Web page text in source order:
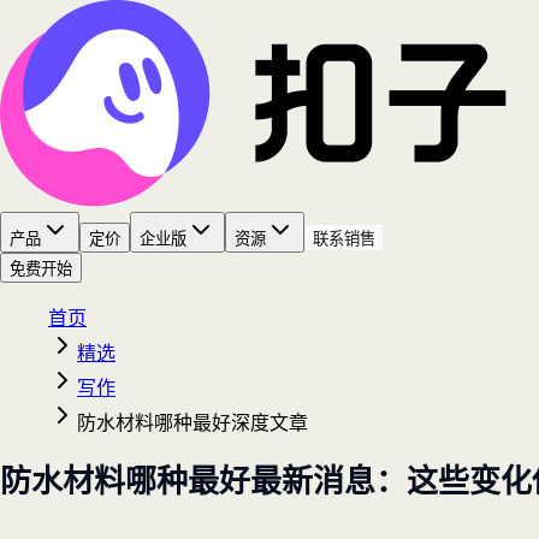
产品 定价 企业版 资源
联系销售
免费开始
首页
精选
写作
防水材料哪种最好深度文章
防水材料哪种最好最新消息：这些变